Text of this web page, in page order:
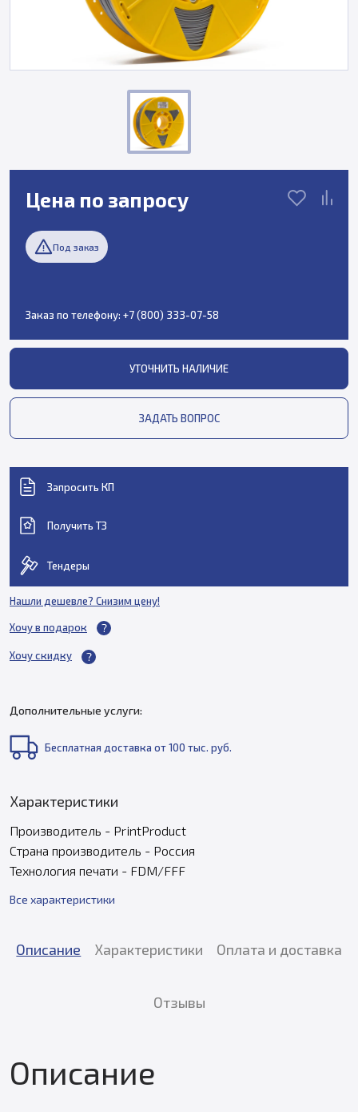
Цена по запросу
Под заказ
Заказ по телефону: +7 (800) 333-07-58
УТОЧНИТЬ НАЛИЧИЕ
ЗАДАТЬ ВОПРОС
Запросить КП
Получить ТЗ
Тендеры
Нашли дешевле? Снизим цену!
Хочу в подарок
Хочу скидку
Дополнительные услуги:
Бесплатная доставка от 100 тыс. руб.
Характеристики
Производитель - PrintProduct
Страна производитель - Россия
Технология печати - FDM/FFF
Все характеристики
Описание Характеристики Оплата и доставка
Отзывы
Описание